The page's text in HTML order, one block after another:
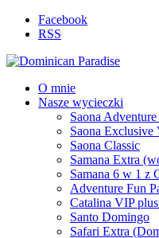
Facebook
RSS
O mnie
Nasze wycieczki
Saona
Saona Exclusive
Saona Classic
Samana Extra
Samana 6 w 1 z
Adventure Fun
Catalina VIP
Santo Domingo
Safari Extra